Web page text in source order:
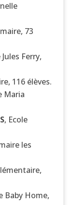
73
Ferry,
116 élèves.
Maria
, Ecole
les
Baby Home,